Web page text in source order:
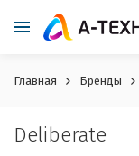
Главная Бренды
Deliberate